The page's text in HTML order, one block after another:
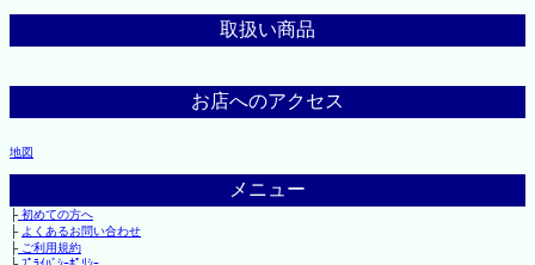
取扱い商品
お店へのアクセス
地図
メニュー
├初めての方へ
├ よくあるお問い合わせ
├ご利用規約